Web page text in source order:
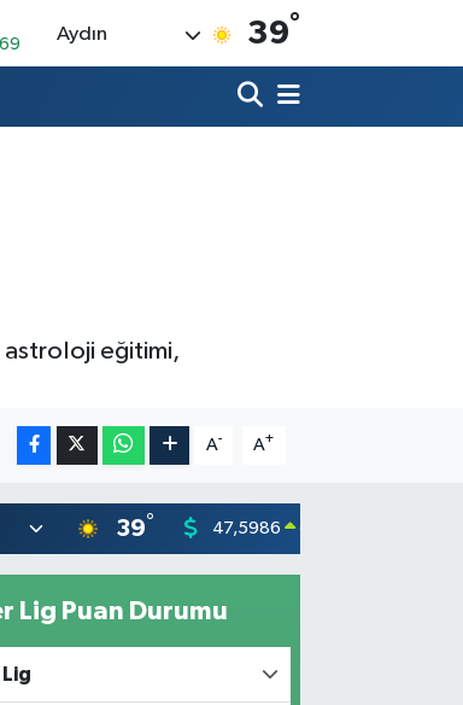
Aydın 39°
astroloji eğitimi,
A- A+
39° 47,5986 0.06
Lig Puan Durumu